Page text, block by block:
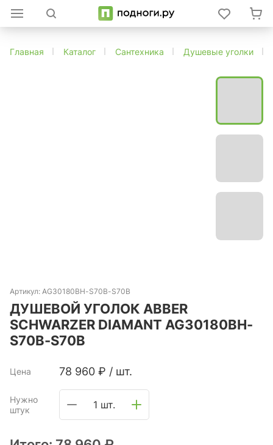
Главная Каталог Сантехника Душевые уголки
Артикул: AG30180BH-S70B-S70B
ДУШЕВОЙ УГОЛОК ABBER
SCHWARZER DIAMANT AG30180BH-
S70B-S70B
Цена 78 960 ₽ / шт.
Нужно
штук
1 шт.